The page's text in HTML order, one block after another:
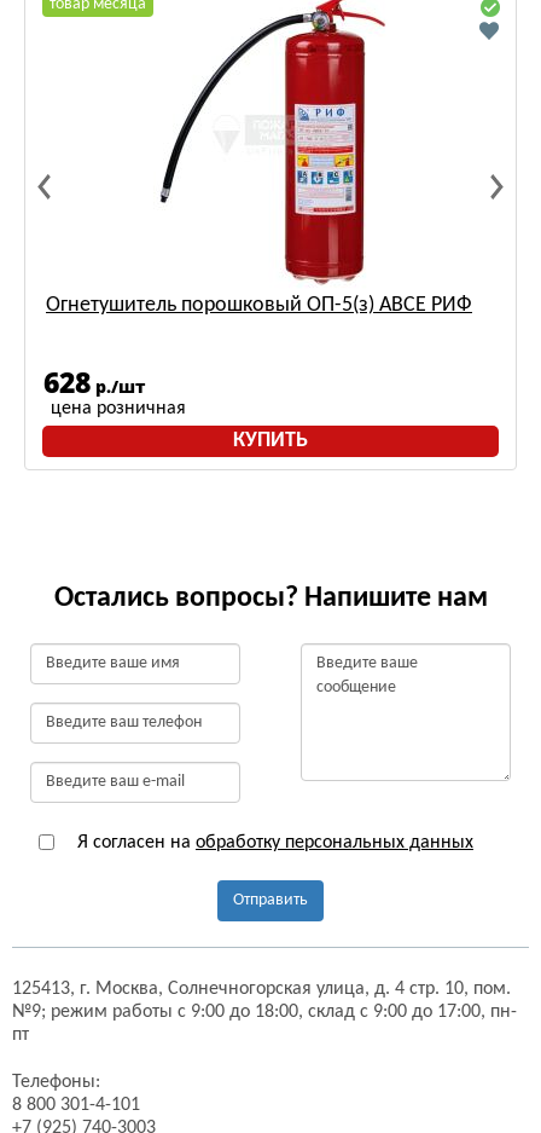
товар месяца
Огнетушитель порошковый ОП-5(з) АВСЕ РИФ
628 р./шт
цена розничная
КУПИТЬ
Остались вопросы? Напишите нам
Я согласен на обработку персональных данных
Отправить
125413, г. Москва, Солнечногорская улица, д. 4 стр. 10, пом.
№9; режим работы с 9:00 до 18:00, склад с 9:00 до 17:00, пн-
пт
Телефоны:
8 800 301-4-101
+7 (925) 740-3003